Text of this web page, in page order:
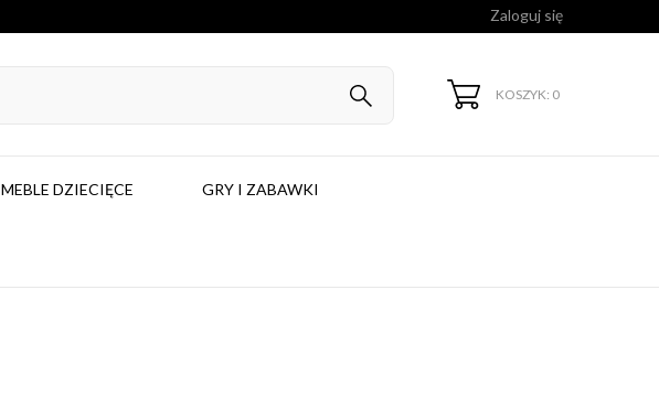
Zaloguj się
KOSZYK: 0
MEBLE DZIECIĘCE GRY I ZABAWKI